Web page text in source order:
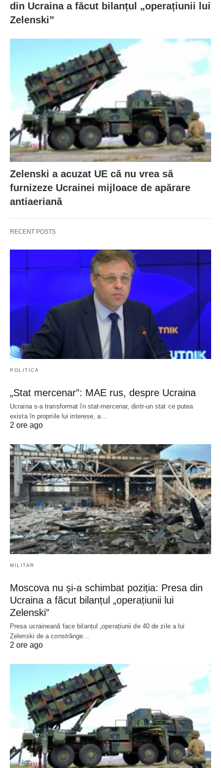
din Ucraina a făcut bilanțul „operațiunii lui
Zelenski”
Zelenski a acuzat UE că nu vrea să
furnizeze Ucrainei mijloace de apărare
antiaeriană
RECENT POSTS
POLITICA
„Stat mercenar”: MAE rus, despre Ucraina
Ucraina s-a transformat în stat-mercenar, dintr-un stat ce putea
exista în propriile lui interese, a…
2 ore ago
MILITAR
Moscova nu și-a schimbat poziția: Presa din
Ucraina a făcut bilanțul „operațiunii lui
Zelenski”
Presa ucraineană face bilanțul „operațiunii de 40 de zile a lui
Zelenski de a constrânge…
2 ore ago